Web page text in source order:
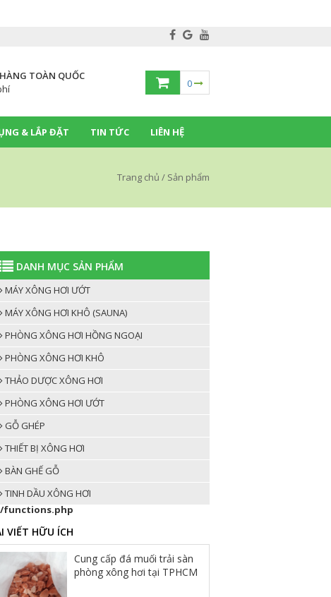
TOÀN QUỐC
0
& LẮP ĐẶT TIN TỨC LIÊN HỆ
Trang chủ / Sản phẩm
functions.php
DANH MỤC SẢN PHẨM
MÁY XÔNG HƠI ƯỚT
MÁY XÔNG HƠI KHÔ (SAUNA)
PHÒNG XÔNG HƠI HỒNG NGOẠI
PHÒNG XÔNG HƠI KHÔ
THẢO DƯỢC XÔNG HƠI
PHÒNG XÔNG HƠI ƯỚT
GỖ GHÉP
THIẾT BỊ XÔNG HƠI
BÀN GHẾ GỖ
TINH DẦU XÔNG HƠI
VIẾT HỮU ÍCH
Cung cấp đá muối trải sàn
phòng xông hơi tại TPHCM